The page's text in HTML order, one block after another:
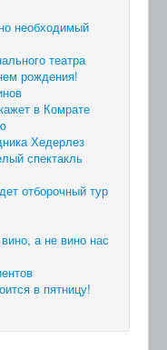
необходимый
театра
рождения!
в Комрате
Хедерлез
спектакль
отборочный тур
а не вино нас
в пятницу!